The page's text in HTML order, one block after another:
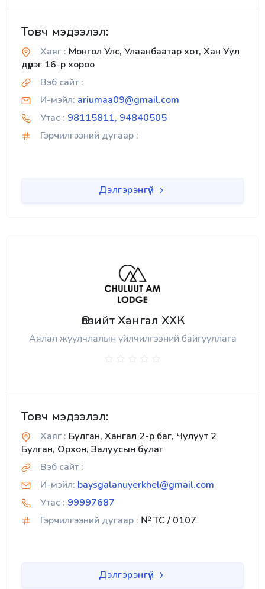
Товч мэдээлэл:
Хаяг : Монгол Улс, Улаанбаатар хот, Хан Уул
дүүрэг 16-р хороо
Вэб сайт :
И-мэйл: ariumaa09@gmail.com
Утас : 98115811, 94840505
Гэрчилгээний дугаар :
Дэлгэрэнгүй
Өлзийт Хангал ХХК
Аялал жуулчлалын үйлчилгээний байгууллага
Товч мэдээлэл:
Хаяг : Булган, Хангал 2-р баг, Чулуут 2
Булган, Орхон, Залуусын булаг
Вэб сайт :
И-мэйл: baysgalanuyerkhel@gmail.com
Утас : 99997687
Гэрчилгээний дугаар : № TC / 0107
Дэлгэрэнгүй